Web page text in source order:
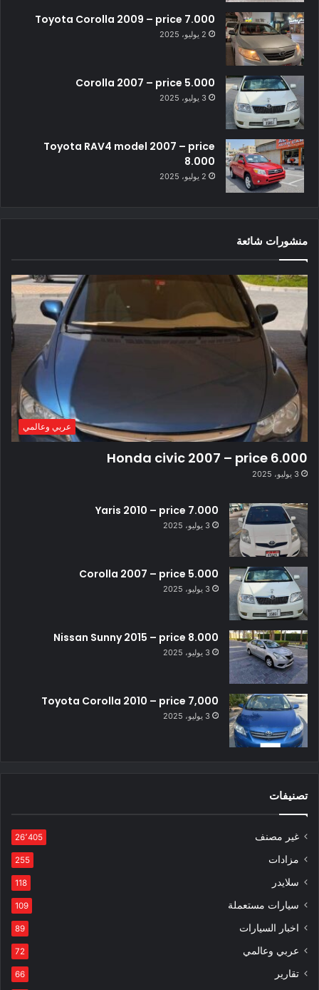
Toyota Corolla 2009 – price 7.000
2 يوليو، 2025
Corolla 2007 – price 5.000
3 يوليو، 2025
Toyota RAV4 model 2007 – price
8.000
2 يوليو، 2025
منشورات شائعة
عربي وعالمي
Honda civic 2007 – price 6.000
3 يوليو، 2025
Yaris 2010 – price 7.000
3 يوليو، 2025
Corolla 2007 – price 5.000
3 يوليو، 2025
Nissan Sunny 2015 – price 8.000
3 يوليو، 2025
Toyota Corolla 2010 – price 7,000
3 يوليو، 2025
تصنيفات
غير مصنف 26٬405
مزادات 255
سلايدر 118
سيارات مستعملة 109
اخبار السيارات 89
عربي وعالمي 72
تقارير 66